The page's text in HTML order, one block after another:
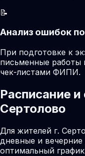
📝
Анализ ошибок
При подготовке к
письменные работы
чек-листами ФИПИ.
Расписание
Сертолово
Для жителей г.
дневные и
оптимальный